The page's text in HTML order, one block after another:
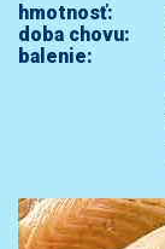
hmotnosť:
doba chovu:
balenie: